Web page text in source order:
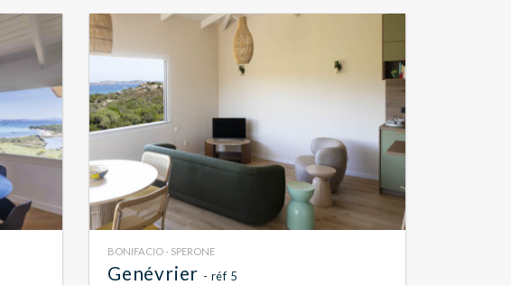
BONIFACIO - SPERONE
Genévrier - réf 5